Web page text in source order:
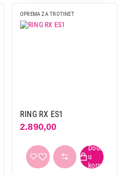
OPREMA ZA TROTINET
RING RX ES1
2.890,00